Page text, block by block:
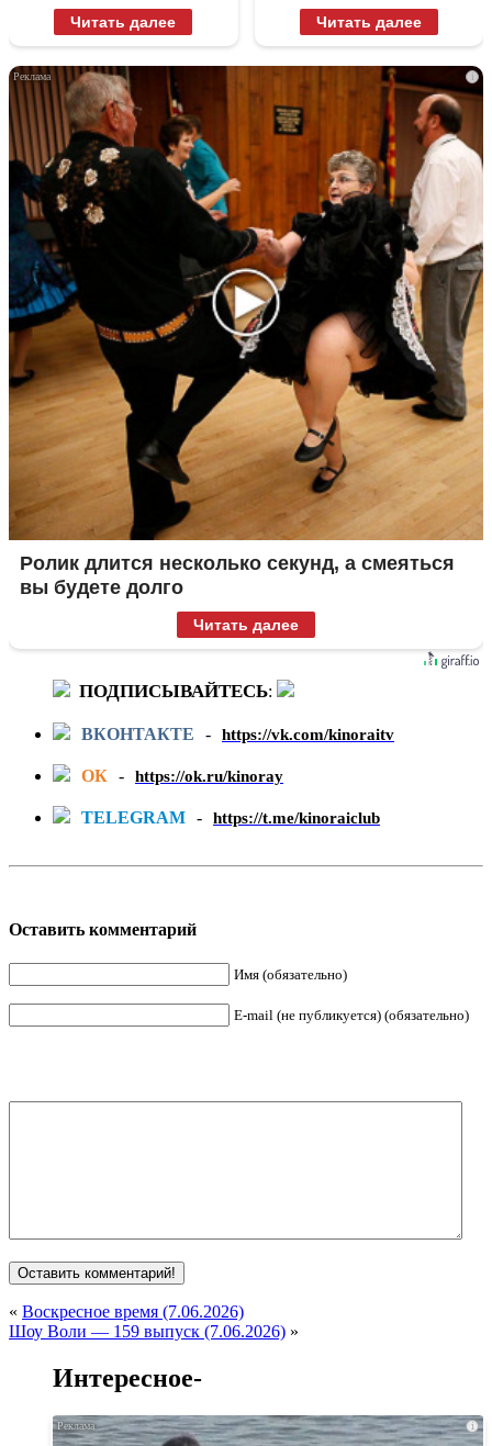
Читать далее Читать далее
i
Ролик длится несколько секунд, а смеяться
вы будете долго
Читать далее
ПОДПИСЫВАЙТЕСЬ:
ВКОНТАКТЕ - https://vk.com/kinoraitv
ОК - https://ok.ru/kinoray
TELEGRAM - https://t.me/kinoraiclub
Оставить комментарий
Имя (обязательно)
E-mail (не публикуется) (обязательно)
« Воскресное время (7.06.2026)
Шоу Воли — 159 выпуск (7.06.2026) »
Интересное-
i